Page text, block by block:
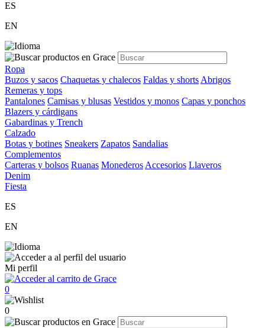
ES
EN
Ropa
Buzos y sacos Chaquetas y chalecos Faldas y shorts Abrigos
Remeras y tops
Pantalones Camisas y blusas Vestidos y monos Capas y ponchos
Blazers y cárdigans
Gabardinas y Trench
Calzado
Botas y botines Sneakers Zapatos Sandalias
Complementos
Carteras y bolsos Ruanas Monederos Accesorios Llaveros
Denim
Fiesta
ES
EN
Mi perfil
0
0